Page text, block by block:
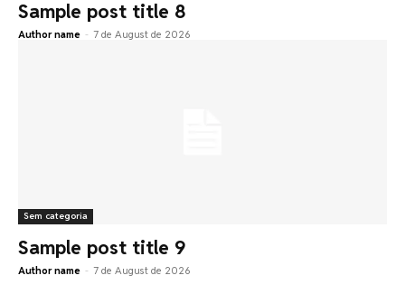
Sample post title 8
Author name - 7 de August de 2026
Sem categoria
Sample post title 9
Author name - 7 de August de 2026